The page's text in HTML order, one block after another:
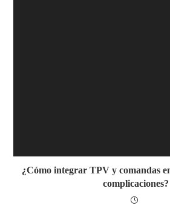
¿Cómo integrar TPV y comandas
complicaciones?